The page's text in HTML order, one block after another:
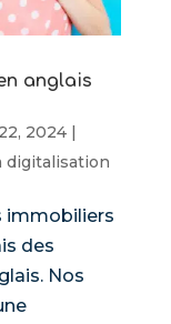
anglais
2024|
digitalisation
immobiliers
des
Nos